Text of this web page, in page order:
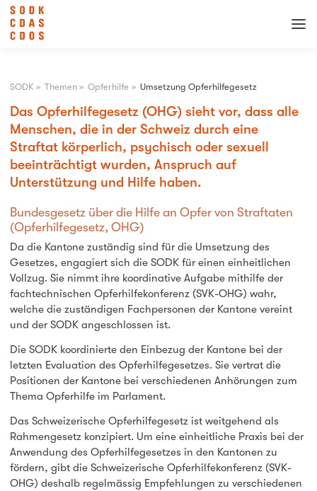
SODK » Themen » Opferhilfe » Umsetzung Opferhilfegesetz
Das Opferhilfegesetz (OHG) sieht vor, dass alle
Menschen, die in der Schweiz durch eine
Straftat körperlich, psychisch oder sexuell
beeinträchtigt wurden, Anspruch auf
Unterstützung und Hilfe haben.
Bundesgesetz über die Hilfe an Opfer von Straftaten
(Opferhilfegesetz, OHG)
Da die Kantone zuständig sind für die Umsetzung des
Gesetzes, engagiert sich die SODK für einen einheitlichen
Vollzug. Sie nimmt ihre koordinative Aufgabe mithilfe der
fachtechnischen Opferhilfekonferenz (SVK-OHG) wahr,
welche die zuständigen Fachpersonen der Kantone vereint
und der SODK angeschlossen ist.
Die SODK koordinierte den Einbezug der Kantone bei der
letzten Evaluation des Opferhilfegesetzes. Sie vertrat die
Positionen der Kantone bei verschiedenen Anhörungen zum
Thema Opferhilfe im Parlament.
Das Schweizerische Opferhilfegesetz ist weitgehend als
Rahmengesetz konzipiert. Um eine einheitliche Praxis bei der
Anwendung des Opferhilfegesetzes in den Kantonen zu
fördern, gibt die Schweizerische Opferhilfekonferenz (SVK-
OHG) deshalb regelmässig Empfehlungen zu verschiedenen